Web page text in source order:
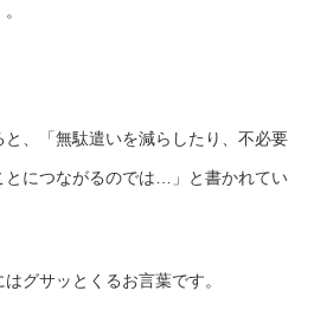
と、「無駄遣いを減らしたり、不必要
とにつながるのでは…」と書かれてい
グサッとくるお言葉です。